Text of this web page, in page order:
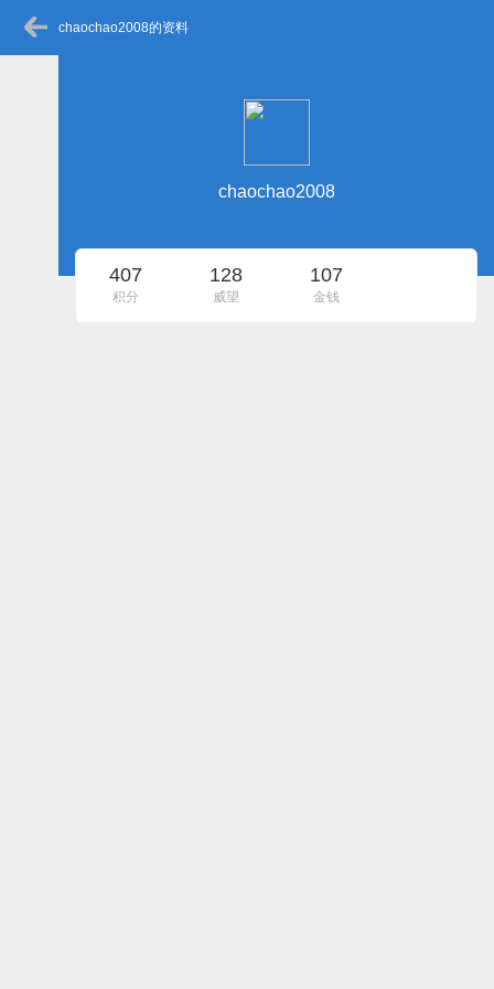
chaochao2008的资料
chaochao2008
407
积分
128
威望
107
金钱